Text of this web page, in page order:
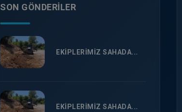
SON GÖNDERILER
EKİPLERİMİZ SAHADA...
EKİPLERİMİZ SAHADA...